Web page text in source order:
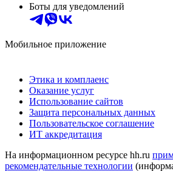
Боты для уведомлений
Мобильное приложение
Этика и комплаенс
Оказание услуг
Использование сайтов
Защита персональных данных
Пользовательское соглашение
ИТ аккредитация
На информационном ресурсе hh.ru
рекомендательные технологии